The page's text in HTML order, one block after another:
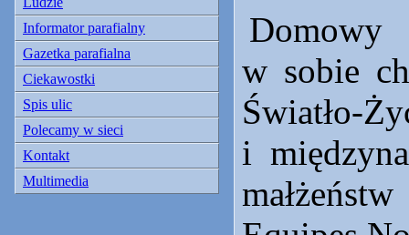
Informator parafialny
Gazetka parafialna
Ciekawostki
Spis ulic
Polecamy w sieci
Kontakt
Multimedia
Domowy
w sobie
Światło-
i